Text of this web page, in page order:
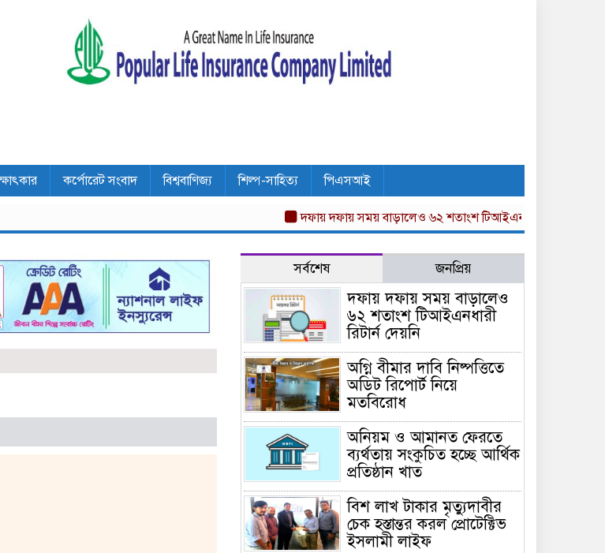
কর্পোরেট সংবাদ বিশ্ববাণিজ্য শিল্প-সাহিত্য পিএসআই
দফায় দফায় সময় বাড়ালেও ৬২ শতাংশ টিআইএনধারী রিটার্ন দেয়নি
সর্বশেষ জনপ্রিয়
দফায় দফায় সময় বাড়ালেও
৬২ শতাংশ টিআইএনধারী
রিটার্ন দেয়নি
অগ্নি বীমার দাবি নিষ্পত্তিতে
অডিট রিপোর্ট নিয়ে
মতবিরোধ
অনিয়ম ও আমানত ফেরতে
ব্যর্থতায় সংকুচিত হচ্ছে আর্থিক
প্রতিষ্ঠান খাত
বিশ লাখ টাকার মৃত্যুদাবীর
চেক হস্তান্তর করল প্রোটেক্টিভ
ইসলামী লাইফ